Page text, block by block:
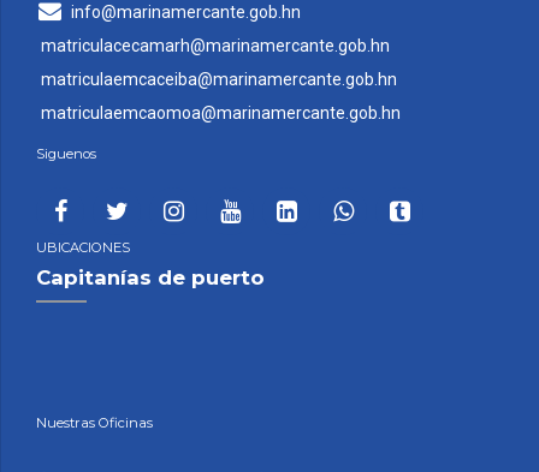
info@marinamercante.gob.hn
matriculacecamarh@marinamercante.gob.hn
matriculaemcaceiba@marinamercante.gob.hn
matriculaemcaomoa@marinamercante.gob.hn
Siguenos
UBICACIONES
Capitanías de puerto
Nuestras Oficinas